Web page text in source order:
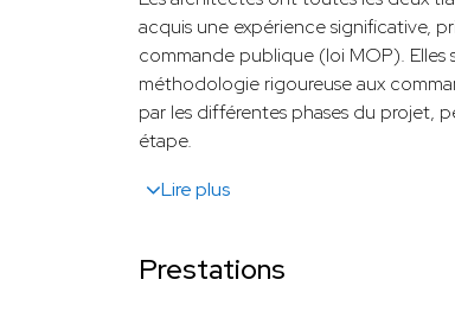
acquis une expérience significative,
commande publique (loi MOP).
méthodologie rigoureuse aux
par les différentes phases du projet,
étape.
Lire plus
Prestations